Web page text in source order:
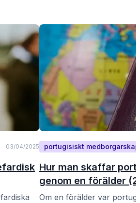
03/04/2025 portugisiskt medborgarskap
Hur man skaffar
genom en förälder
Om en förälder var